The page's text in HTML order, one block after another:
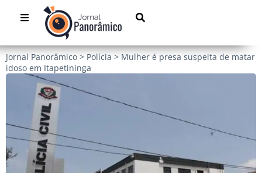
Jornal Panorâmico > Polícia > Mulher é presa suspeita de matar
idoso em Itapetininga